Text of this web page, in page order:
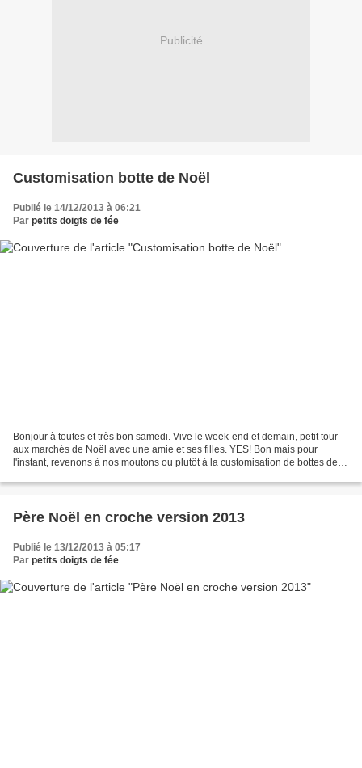
Publicité
Customisation botte de Noël
Publié le 14/12/2013 à 06:21
Par petits doigts de fée
Bonjour à toutes et très bon samedi. Vive le week-end et demain, petit tour
aux marchés de Noël avec une amie et ses filles. YES! Bon mais pour
l'instant, revenons à nos moutons ou plutôt à la customisation de bottes de
Père Noël en croche version 2013
Publié le 13/12/2013 à 05:17
Par petits doigts de fée